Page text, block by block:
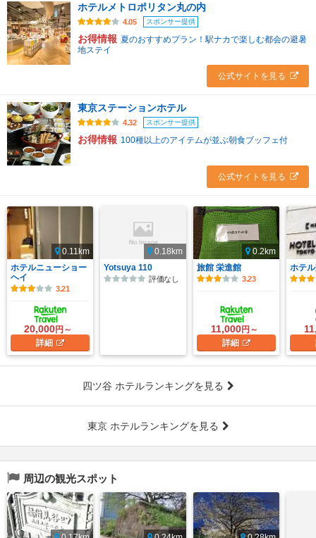
ホテルメトロポリタン丸の内
4.05 スポンサー提供
お得情報 夏のおすすめプラン！駅ナカで楽しむ都会の避暑
地ステイ
公式サイトを見る
東京ステーションホテル
4.32 スポンサー提供
お得情報 100種以上のアイテムが並ぶ朝食ブッフェ付
公式サイトを見る
0.11km
ホテルニューショー
ヘイ
3.21
20,000円～
詳細
0.18km
Yotsuya 110
評価なし
0.2km
旅館 栄進館
3.23
11,000円～
詳細
ホテ
四ツ谷 ホテルランキングを見る
東京 ホテルランキングを見る
周辺の観光スポット